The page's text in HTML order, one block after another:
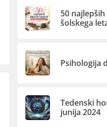
50
šolskega
Psihologija
Tedenski
junija 2024